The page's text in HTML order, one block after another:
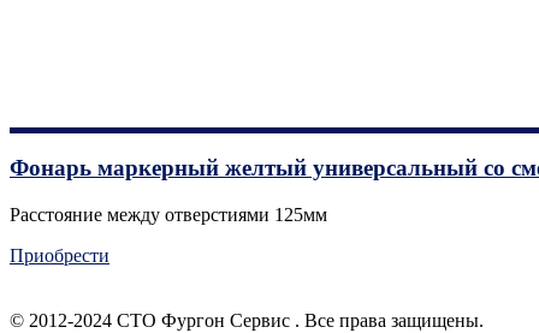
Фонарь маркерный желтый универсальный со
Расстояние между отверстиями 125мм
Приобрести
© 2012-2024 СТО Фургон Сервис . Все права защищены.